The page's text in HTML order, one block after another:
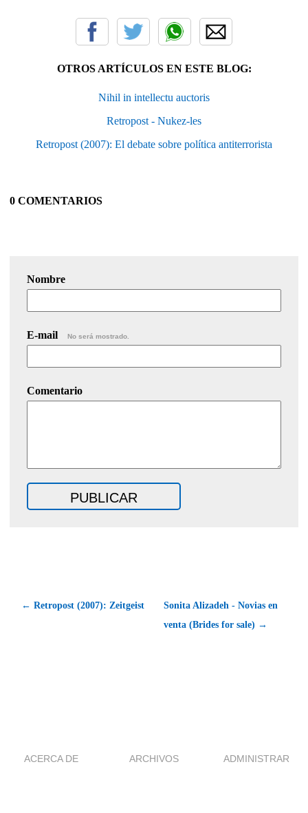
OTROS ARTÍCULOS EN ESTE BLOG:
Nihil in intellectu auctoris
Retropost - Nukez-les
Retropost (2007): El debate sobre política antiterrorista
0 COMENTARIOS
Nombre
E-mail No será mostrado.
Comentario
← Retropost (2007): Zeitgeist
Sonita Alizadeh - Novias en
venta (Brides for sale) →
ACERCA DE ARCHIVOS ADMINISTRAR